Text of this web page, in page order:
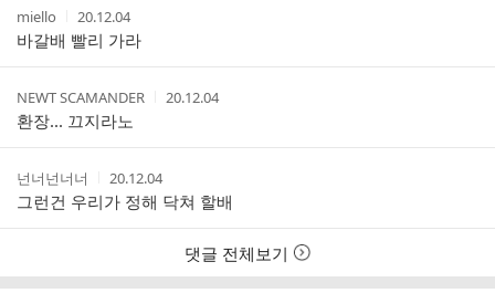
작
성
자
miello
작
성
시
간
20.12.04
바갈배 빨리 가라
작
성
자
NEWT SCAMANDER
작
간
20.12.04
환장... 끄지라노
작
성
자
넌너넌너너
작
성
시
간
20.12.04
그런건 우리가 정해 닥쳐 할배
댓글 전체보기